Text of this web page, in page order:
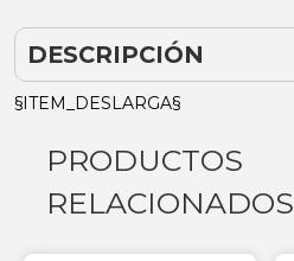
DESCRIPCIÓN
§ITEM_DESLARGA§
PRODUCTOS
RELACIONADOS